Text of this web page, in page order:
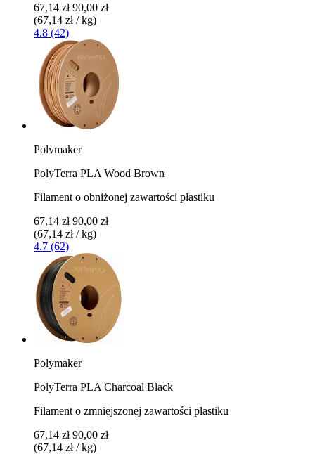
67,14 zł 90,00 zł
(67,14 zł / kg)
4.8 (42)
Polymaker
PolyTerra PLA Wood Brown
Filament o obniżonej zawartości plastiku
67,14 zł 90,00 zł
(67,14 zł / kg)
4.7 (62)
Polymaker
PolyTerra PLA Charcoal Black
Filament o zmniejszonej zawartości plastiku
67,14 zł 90,00 zł
(67,14 zł / kg)